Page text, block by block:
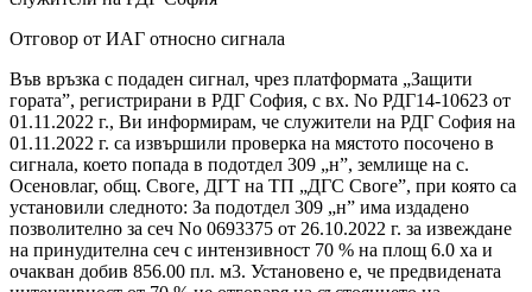
Отговор от ИАГ относно сигнала
Във връзка с подаден сигнал, чрез платформата „Защити
гората”, регистрирани в РДГ София, с вх. No РДГ14-10623 от
01.11.2022 г., Ви информирам, че служители на РДГ София на
01.11.2022 г. са извършили проверка на мястото посочено в
сигнала, което попада в подотдел 309 „н”, землище на с.
Осеновлаг, общ. Своге, ДГТ на ТП „ДГС Своге”, при която са
установили следното: За подотдел 309 „н” има издадено
позволително за сеч No 0693375 от 26.10.2022 г. за извеждане
на принудителна сеч с интензивност 70 % на площ 6.0 ха и
очакван добив 856.00 пл. м3. Установено е, че предвидената